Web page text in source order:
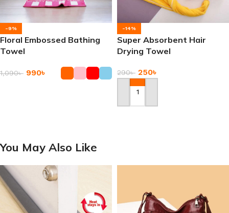
-9%
Floral Embossed Bathing
Towel
1,090৳ 990৳
-14%
Super Absorbent Hair
Drying Towel
290৳ 250৳
Add To Cart
You May Also Like